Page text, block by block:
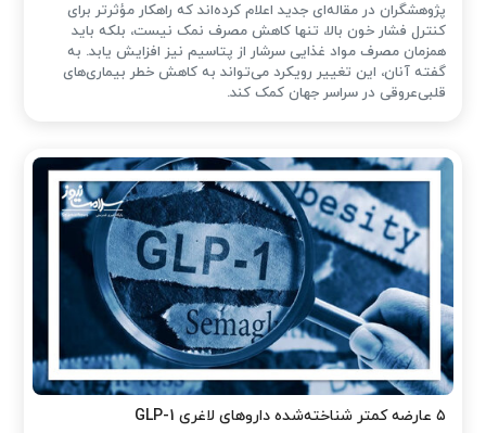
پژوهشگران در مقاله‌ای جدید اعلام کرده‌اند که راهکار مؤثرتر برای
کنترل فشار خون بالا، تنها کاهش مصرف نمک نیست، بلکه باید
همزمان مصرف مواد غذایی سرشار از پتاسیم نیز افزایش یابد. به
گفته آنان، این تغییر رویکرد می‌تواند به کاهش خطر بیماری‌های
قلبی‌عروقی در سراسر جهان کمک کند.
۵ عارضه کمتر شناخته‌شده داروهای لاغری GLP-1